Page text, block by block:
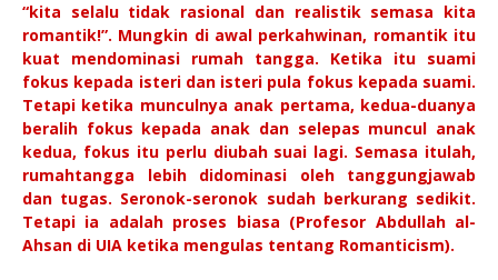
“kita selalu tidak rasional dan realistik semasa kita
romantik!”. Mungkin di awal perkahwinan, romantik itu
kuat mendominasi rumah tangga. Ketika itu suami
fokus kepada isteri dan isteri pula fokus kepada suami.
Tetapi ketika munculnya anak pertama, kedua-duanya
beralih fokus kepada anak dan selepas muncul anak
kedua, fokus itu perlu diubah suai lagi. Semasa itulah,
rumahtangga lebih didominasi oleh tanggungjawab
dan tugas. Seronok-seronok sudah berkurang sedikit.
Tetapi ia adalah proses biasa (Profesor Abdullah al-
Ahsan di UIA ketika mengulas tentang Romanticism).